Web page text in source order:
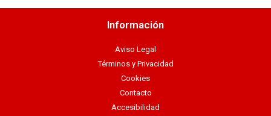
Información
Aviso Legal
Términos y Privacidad
Cookies
Contacto
Accesibilidad